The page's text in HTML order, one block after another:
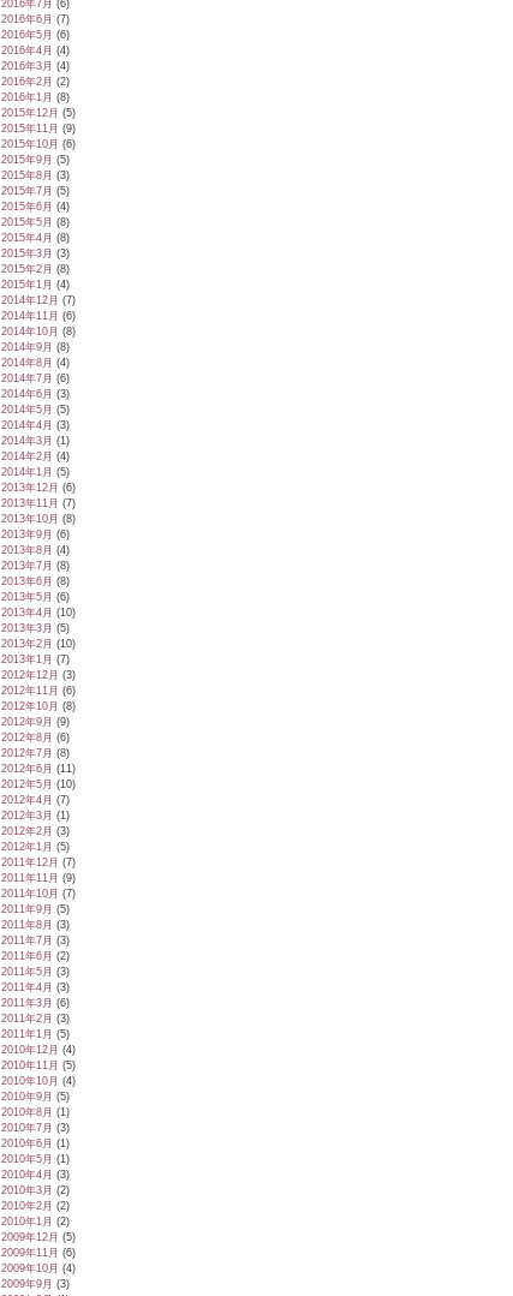
2016年7月 (6)
2016年6月 (7)
2016年5月 (6)
2016年4月 (4)
2016年3月 (4)
2016年2月 (2)
2016年1月 (8)
2015年12月 (5)
2015年11月 (9)
2015年10月 (6)
2015年9月 (5)
2015年8月 (3)
2015年7月 (5)
2015年6月 (4)
2015年5月 (8)
2015年4月 (8)
2015年3月 (3)
2015年2月 (8)
2015年1月 (4)
2014年12月 (7)
2014年11月 (6)
2014年10月 (8)
2014年9月 (8)
2014年8月 (4)
2014年7月 (6)
2014年6月 (3)
2014年5月 (5)
2014年4月 (3)
2014年3月 (1)
2014年2月 (4)
2014年1月 (5)
2013年12月 (6)
2013年11月 (7)
2013年10月 (8)
2013年9月 (6)
2013年8月 (4)
2013年7月 (8)
2013年6月 (8)
2013年5月 (6)
2013年4月 (10)
2013年3月 (5)
2013年2月 (10)
2013年1月 (7)
2012年12月 (3)
2012年11月 (6)
2012年10月 (8)
2012年9月 (9)
2012年8月 (6)
2012年7月 (8)
2012年6月 (11)
2012年5月 (10)
2012年4月 (7)
2012年3月 (1)
2012年2月 (3)
2012年1月 (5)
2011年12月 (7)
2011年11月 (9)
2011年10月 (7)
2011年9月 (5)
2011年8月 (3)
2011年7月 (3)
2011年6月 (2)
2011年5月 (3)
2011年4月 (3)
2011年3月 (6)
2011年2月 (3)
2011年1月 (5)
2010年12月 (4)
2010年11月 (5)
2010年10月 (4)
2010年9月 (5)
2010年8月 (1)
2010年7月 (3)
2010年6月 (1)
2010年5月 (1)
2010年4月 (3)
2010年3月 (2)
2010年2月 (2)
2010年1月 (2)
2009年12月 (5)
2009年11月 (6)
2009年10月 (4)
2009年9月 (3)